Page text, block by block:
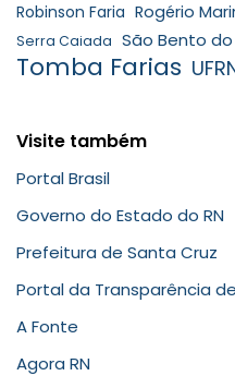
Robinson Faria Rogério
Serra Caiada São Bento do
Tomba Farias
Visite também
Portal Brasil
Governo do Estado do RN
Prefeitura de Santa Cruz
Portal da Transparência
A Fonte
Agora RN